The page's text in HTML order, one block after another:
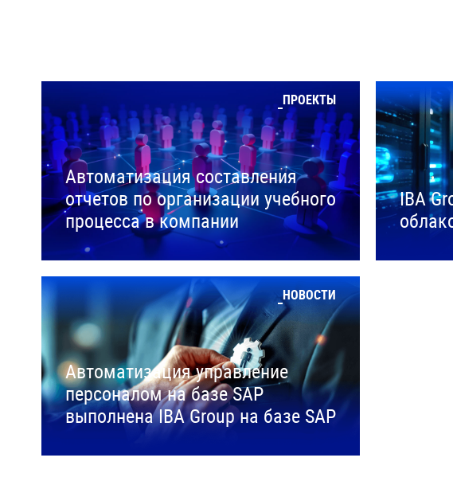
ПРОЕКТЫ
Автоматизация составления
отчетов по организации учебного
процесса в компании
IBA
НОВОСТИ
Автоматизация управление
персоналом на базе SAP
выполнена IBA Group на базе SAP